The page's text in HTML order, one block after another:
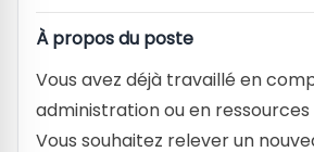
À propos du poste
Vous avez déjà travaillé en
administration ou en ressources
Vous souhaitez relever un